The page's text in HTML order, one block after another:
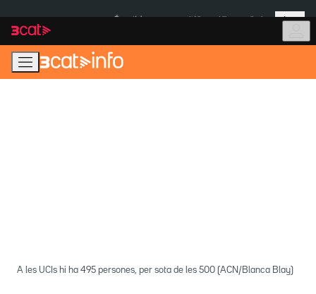
navegació
principal
contingut
Més
A les UCIs hi ha 495 persones, per sota de les 500 (ACN/Blanca Blay)